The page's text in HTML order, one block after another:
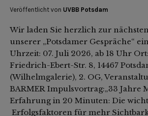
Veröffentlicht von UVBB Potsdam
Wir laden Sie herzlich zur
unserer „Potsdamer Gespräche“
Uhrzeit: 07. Juli 2026, ab 18 Uhr
Friedrich-Ebert-Str. 8, 14467
(Wilhelmgalerie), 2. OG,
BARMER Impulsvortrag:„33 Jahre
Erfahrung in 20 Minuten: Die
Erfolgsfaktoren für mehr